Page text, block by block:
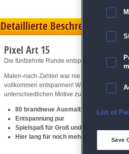
Detaillierte Beschreibung
Pixel Art 15
Die fünfzehnte Runde entspannender
Malen-nach-Zahlen war nie einfacher! Alle
vollkommen entspannen! Wähle aus einer
unterschiedlichen Motive zum Leben zu
80 brandneue Ausmalbilder
Entspannung pur
Spielspaß für Groß und Klein
Hier lang für noch mehr
List of
Save